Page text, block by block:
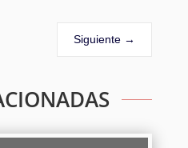
Siguiente →